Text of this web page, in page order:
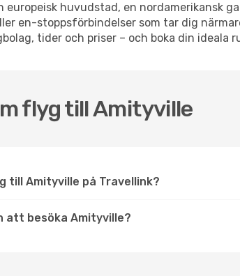
europeisk huvudstad, en nordamerikansk
en-stoppsförbindelser som tar dig
tider och priser – och boka din ideala
flyg till Amityville
till Amityville på Travellink?
att besöka Amityville?